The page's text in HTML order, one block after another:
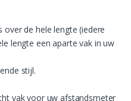
de hele lengte (iedere
lengte een aparte vak in uw
stijl.
vak voor uw afstandsmeter